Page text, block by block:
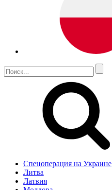
Спецоперация на Украине
Литва
Латвия